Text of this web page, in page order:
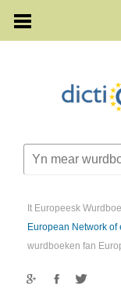
It Europeesk
European Network of
wurdboeken fan